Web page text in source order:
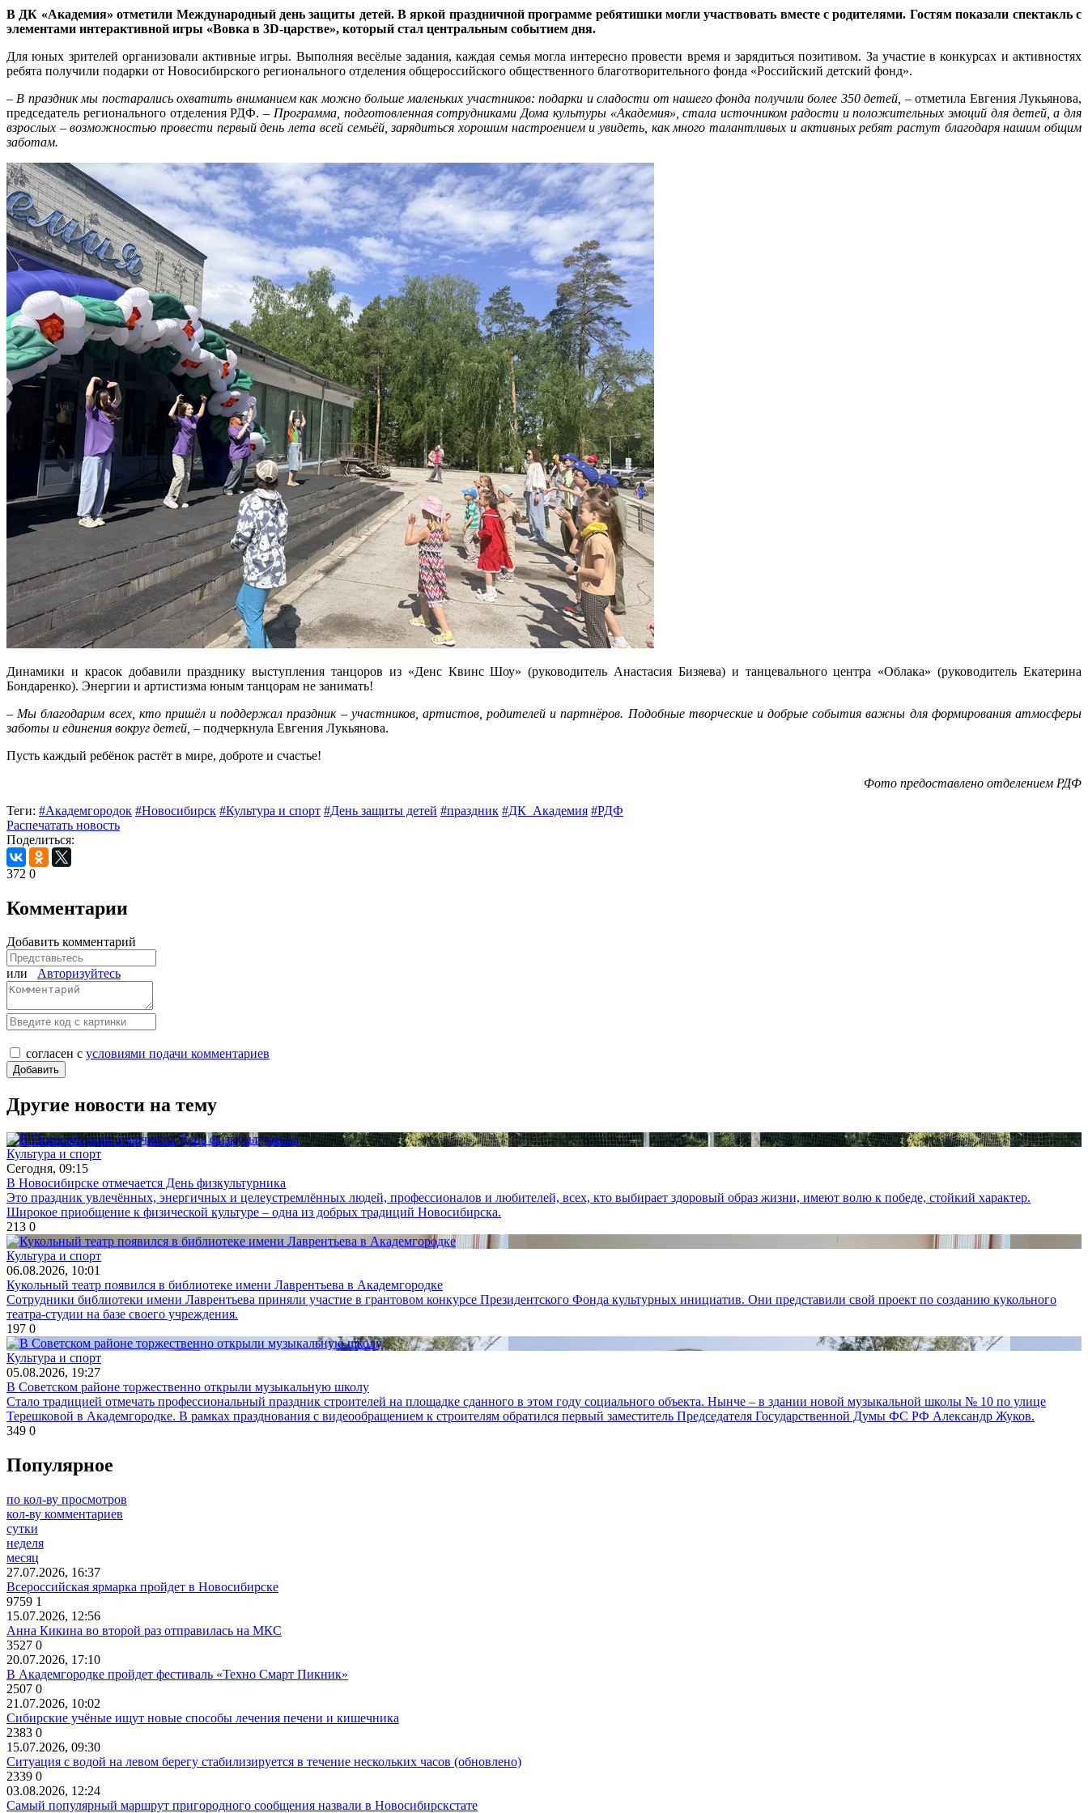
В ДК «Академия» отметили Международный день защиты детей. В яркой праздничной программе ребятишки могли участвовать вместе с родителями. Гостям показали спектакль с
элементами интерактивной игры «Вовка в 3D-царстве», который стал центральным событием дня.
Для юных зрителей организовали активные игры. Выполняя весёлые задания, каждая семья могла интересно провести время и зарядиться позитивом. За участие в конкурсах и активностях
ребята получили подарки от Новосибирского регионального отделения общероссийского общественного благотворительного фонда «Российский детский фонд».
– В праздник мы постарались охватить вниманием как можно больше маленьких участников: подарки и сладости от нашего фонда получили более 350 детей, – отметила Евгения Лукьянова,
председатель регионального отделения РДФ. – Программа, подготовленная сотрудниками Дома культуры «Академия», стала источником радости и положительных эмоций для детей, а для
взрослых – возможностью провести первый день лета всей семьёй, зарядиться хорошим настроением и увидеть, как много талантливых и активных ребят растут благодаря нашим общим
заботам.
Динамики и красок добавили празднику выступления танцоров из «Денс Квинс Шоу» (руководитель Анастасия Бизяева) и танцевального центра «Облака» (руководитель Екатерина
Бондаренко). Энергии и артистизма юным танцорам не занимать!
– Мы благодарим всех, кто пришёл и поддержал праздник – участников, артистов, родителей и партнёров. Подобные творческие и добрые события важны для формирования атмосферы
заботы и единения вокруг детей, – подчеркнула Евгения Лукьянова.
Пусть каждый ребёнок растёт в мире, доброте и счастье!
Фото предоставлено отделением РДФ
Теги: #Академгородок #Новосибирск #Культура и спорт #День защиты детей #праздник #ДК_Академия #РДФ
Распечатать новость
Поделиться:
372 0
Комментарии
Добавить комментарий
или Авторизуйтесь
согласен с условиями подачи комментариев
Другие новости на тему
Культура и спорт
Сегодня, 09:15
В Новосибирске отмечается День физкультурника
Это праздник увлечённых, энергичных и целеустремлённых людей, профессионалов и любителей, всех, кто выбирает здоровый образ жизни, имеют волю к победе, стойкий характер.
Широкое приобщение к физической культуре – одна из добрых традиций Новосибирска.
213 0
Культура и спорт
06.08.2026, 10:01
Кукольный театр появился в библиотеке имени Лаврентьева в Академгородке
Сотрудники библиотеки имени Лаврентьева приняли участие в грантовом конкурсе Президентского Фонда культурных инициатив. Они представили свой проект по созданию кукольного
театра-студии на базе своего учреждения.
197 0
Культура и спорт
05.08.2026, 19:27
В Советском районе торжественно открыли музыкальную школу
Стало традицией отмечать профессиональный праздник строителей на площадке сданного в этом году социального объекта. Нынче – в здании новой музыкальной школы № 10 по улице
Терешковой в Академгородке. В рамках празднования с видеообращением к строителям обратился первый заместитель Председателя Государственной Думы ФС РФ Александр Жуков.
349 0
Популярное
по кол-ву просмотров
кол-ву комментариев
сутки
неделя
месяц
27.07.2026, 16:37
Всероссийская ярмарка пройдет в Новосибирске
9759 1
15.07.2026, 12:56
Анна Кикина во второй раз отправилась на МКС
3527 0
20.07.2026, 17:10
В Академгородке пройдет фестиваль «Техно Смарт Пикник»
2507 0
21.07.2026, 10:02
Сибирские учёные ищут новые способы лечения печени и кишечника
2383 0
15.07.2026, 09:30
Ситуация с водой на левом берегу стабилизируется в течение нескольких часов (обновлено)
2339 0
03.08.2026, 12:24
Самый популярный маршрут пригородного сообщения назвали в Новосибирскстате